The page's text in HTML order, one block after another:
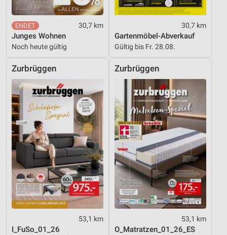
30,7 km
Junges Wohnen
Noch heute gültig
30,7 km
Gartenmöbel-Abverkauf
Gültig bis Fr. 28.08.
Zurbrüggen
53,1 km
I_FuSo_01_26
Zurbrüggen
53,1 km
O_Matratzen_01_26_ES